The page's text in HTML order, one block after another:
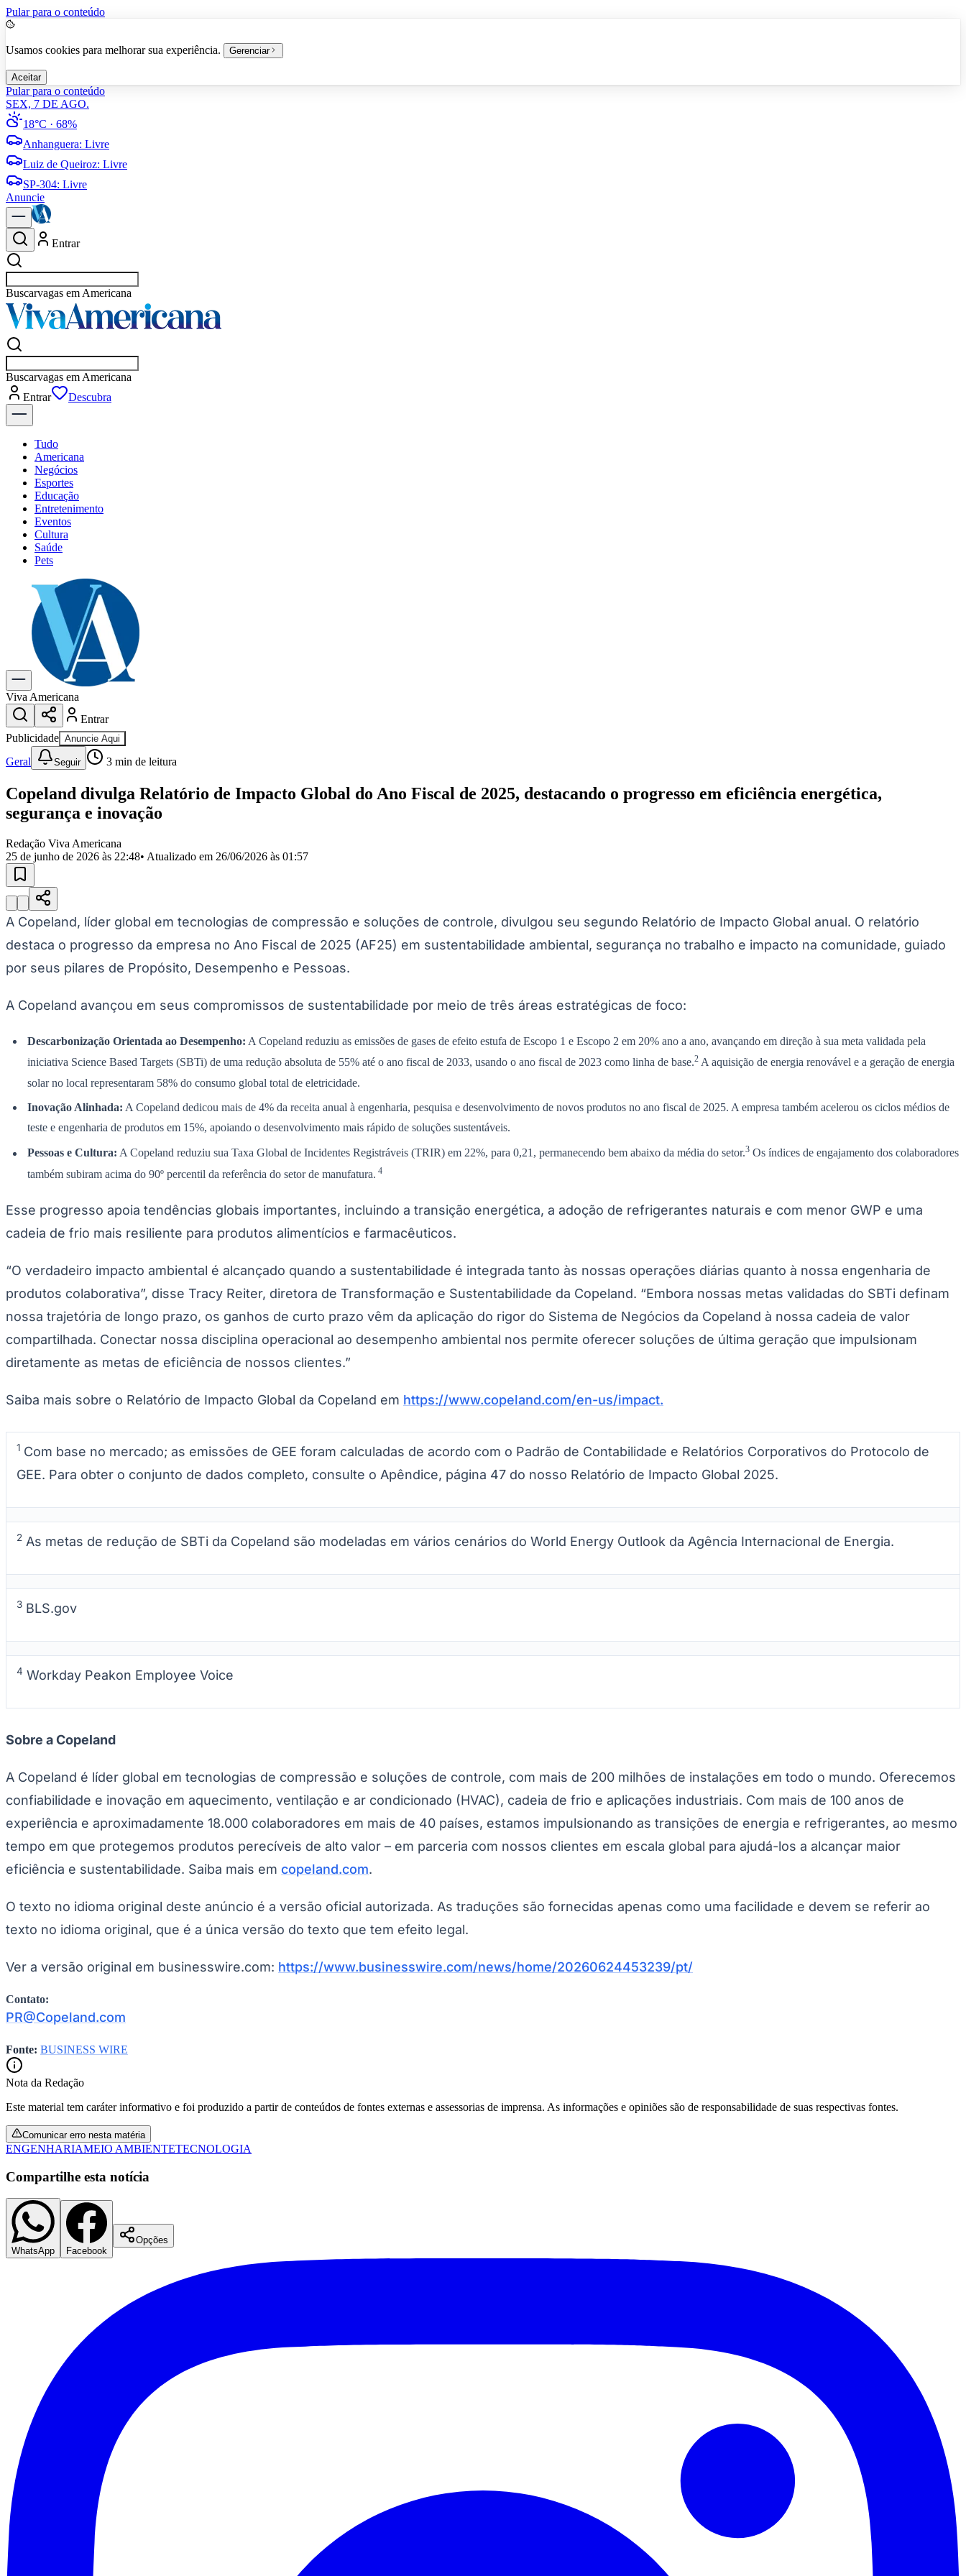
Pular para o conteúdo
Usamos cookies para melhorar sua experiência. Gerenciar
Aceitar
Pular para o conteúdo
SEX, 7 DE AGO.
18°C · 68%
Anhanguera: Livre
Luiz de Queiroz: Livre
SP-304: Livre
Anuncie
Entrar
Buscarvagas em Americana
Buscarvagas em Americana
Entrar
Descubra
Tudo
Americana
Negócios
Esportes
Educação
Entretenimento
Eventos
Cultura
Saúde
Pets
Explore Tudo
Últimas Notícias
Previsão do Tempo
Dia a Dia & Lazer
Gastronomia
Cinema & Shows
Para Sua Empresa
Anuncie no Portal
Cadastrar Empresa
Divulgar VagasNovo
Publicidade Legal
Política
Eleições
Segurança
Cultura
Meio Ambiente
Obras
Bairros de Americana
CentroJardim Girassol
Para Sua Empresa
Anuncie no Portal
Guia de Empresas
Divulgar Vagas Novo
Hub de Negócios
Selo Verificado
Agenda de Vestibulares
Vagas de Emprego
Concursos
Panorama Econômico
Novo
Anunciar Vagas Novo
Publicidade Legal
NFL
Fórmula 1
UFC
MLB
Atletismo
NBB
Competições de Futebol
Brasileirão Série B
Copa do Brasil
Libertadores
Sul-Americana
Champions League
Premier League
La Liga
Bundesliga
Viva Americana
Entrar
Publicidade Anuncie Aqui
Geral Seguir 3 min de leitura
Copeland divulga Relatório de Impacto Global do Ano Fiscal de 2025, destacando o progresso em eficiência energética,
segurança e inovação
Redação Viva Americana
25 de junho de 2026 às 22:48• Atualizado em 26/06/2026 às 01:57
A Copeland, líder global em tecnologias de compressão e soluções de controle, divulgou seu segundo Relatório de Impacto Global anual. O relatório
destaca o progresso da empresa no Ano Fiscal de 2025 (AF25) em sustentabilidade ambiental, segurança no trabalho e impacto na comunidade, guiado
por seus pilares de Propósito, Desempenho e Pessoas.
A Copeland avançou em seus compromissos de sustentabilidade por meio de três áreas estratégicas de foco:
Descarbonização Orientada ao Desempenho: A Copeland reduziu as emissões de gases de efeito estufa de Escopo 1 e Escopo 2 em 20% ano a ano, avançando em direção à sua meta validada pela
iniciativa Science Based Targets (SBTi) de uma redução absoluta de 55% até o ano fiscal de 2033, usando o ano fiscal de 2023 como linha de base.2A aquisição de energia renovável e a geração de energia
solar no local representaram 58% do consumo global total de eletricidade.
Inovação Alinhada: A Copeland dedicou mais de 4% da receita anual à engenharia, pesquisa e desenvolvimento de novos produtos no ano fiscal de 2025. A empresa também acelerou os ciclos médios de
teste e engenharia de produtos em 15%, apoiando o desenvolvimento mais rápido de soluções sustentáveis.
Pessoas e Cultura: A Copeland reduziu sua Taxa Global de Incidentes Registráveis ​​(TRIR) em 22%, para 0,21, permanecendo bem abaixo da média do setor.3Os índices de engajamento dos colaboradores
também subiram acima do 90º percentil da referência do setor de manufatura. 4
Esse progresso apoia tendências globais importantes, incluindo a transição energética, a adoção de refrigerantes naturais e com menor GWP e uma
cadeia de frio mais resiliente para produtos alimentícios e farmacêuticos.
“O verdadeiro impacto ambiental é alcançado quando a sustentabilidade é integrada tanto às nossas operações diárias quanto à nossa engenharia de
produtos colaborativa”, disse Tracy Reiter, diretora de Transformação e Sustentabilidade da Copeland. “Embora nossas metas validadas do SBTi definam
nossa trajetória de longo prazo, os ganhos de curto prazo vêm da aplicação do rigor do Sistema de Negócios da Copeland à nossa cadeia de valor
compartilhada. Conectar nossa disciplina operacional ao desempenho ambiental nos permite oferecer soluções de última geração que impulsionam
diretamente as metas de eficiência de nossos clientes.”
Saiba mais sobre o Relatório de Impacto Global da Copeland em https://www.copeland.com/en-us/impact.
1Com base no mercado; as emissões de GEE foram calculadas de acordo com o Padrão de Contabilidade e Relatórios Corporativos do Protocolo de
GEE. Para obter o conjunto de dados completo, consulte o Apêndice, página 47 do nosso Relatório de Impacto Global 2025.
2As metas de redução de SBTi da Copeland são modeladas em vários cenários do World Energy Outlook da Agência Internacional de Energia.
3BLS.gov
4 Workday Peakon Employee Voice
Sobre a Copeland
A Copeland é líder global em tecnologias de compressão e soluções de controle, com mais de 200 milhões de instalações em todo o mundo. Oferecemos
confiabilidade e inovação em aquecimento, ventilação e ar condicionado (HVAC), cadeia de frio e aplicações industriais. Com mais de 100 anos de
experiência e aproximadamente 18.000 colaboradores em mais de 40 países, estamos impulsionando as transições de energia e refrigerantes, ao mesmo
tempo em que protegemos produtos perecíveis de alto valor – em parceria com nossos clientes em escala global para ajudá-los a alcançar maior
eficiência e sustentabilidade. Saiba mais em copeland.com.
O texto no idioma original deste anúncio é a versão oficial autorizada. As traduções são fornecidas apenas como uma facilidade e devem se referir ao
texto no idioma original, que é a única versão do texto que tem efeito legal.
Ver a versão original em businesswire.com: https://www.businesswire.com/news/home/20260624453239/pt/
Contato:
PR@Copeland.com
Fonte: BUSINESS WIRE
Nota da Redação
Este material tem caráter informativo e foi produzido a partir de conteúdos de fontes externas e assessorias de imprensa. As informações e opiniões são de responsabilidade de suas respectivas fontes.
Comunicar erro nesta matéria
ENGENHARIAMEIO AMBIENTETECNOLOGIA
Compartilhe esta notícia
WhatsApp Facebook
Opções